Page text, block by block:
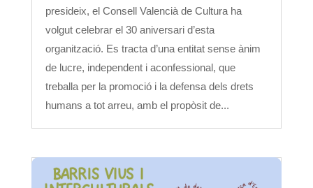
presideix, el Consell Valencià de Cultura ha
volgut celebrar el 30 aniversari d’esta
organització. Es tracta d’una entitat sense ànim
de lucre, independent i aconfessional, que
treballa per la promoció i la defensa dels drets
humans a tot arreu, amb el propòsit de...